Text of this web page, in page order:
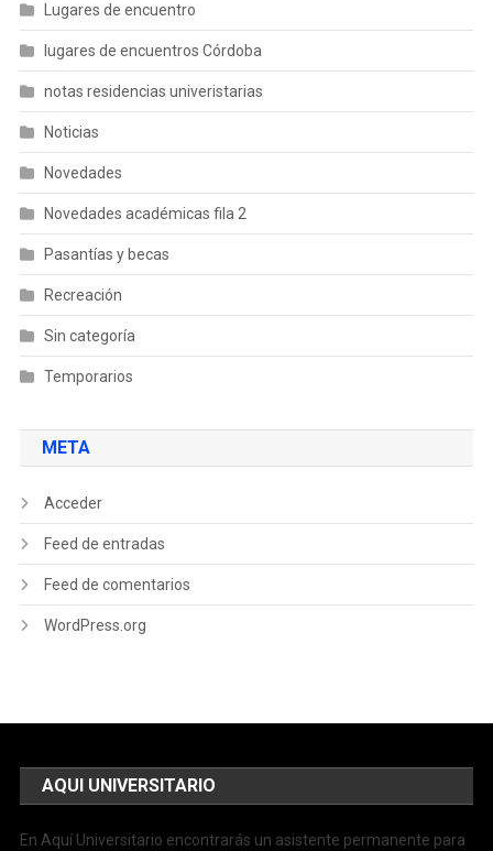
Lugares de encuentro
lugares de encuentros Córdoba
notas residencias univeristarias
Noticias
Novedades
Novedades académicas fila 2
Pasantías y becas
Recreación
Sin categoría
Temporarios
META
Acceder
Feed de entradas
Feed de comentarios
WordPress.org
AQUI UNIVERSITARIO
En Aquí Universitario encontrarás un asistente permanente para